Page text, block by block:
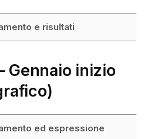
e risultati
Gennaio inizio
ed espressione